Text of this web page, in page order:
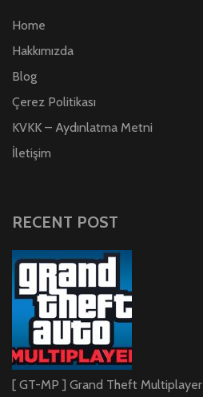
Home
Hakkımızda
Blog
Çerez Politikası
KVKK – Aydınlatma Metni
İletişim
RECENT POST
[ GT-MP ] Grand Theft Multiplayer